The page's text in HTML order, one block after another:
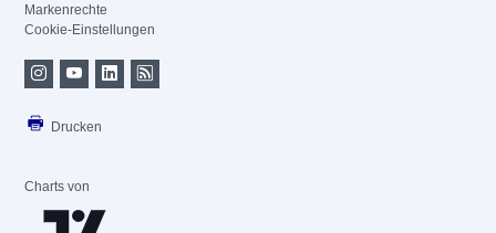
Markenrechte
Cookie-Einstellungen
Drucken
Charts von